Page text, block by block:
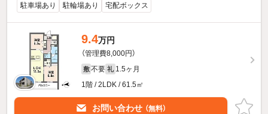
駐車場あり 駐輪場あり 宅配ボックス
9.4万円
（管理費8,000円）
敷 不要 礼 1.5ヶ月
1階 / 2LDK / 61.5㎡
お問い合わせ （無料）